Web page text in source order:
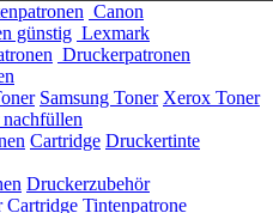
Canon
günstig Lexmark
Druckerpatronen
Samsung Toner Xerox Toner
Cartridge Druckertinte
Druckerzubehör
Cartridge Tintenpatrone